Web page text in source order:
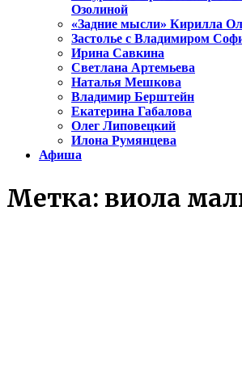
Озолиной
«Задние мысли» Кирилла
Застолье с Владимиром
Ирина Савкина
Светлана Артемьева
Наталья Мешкова
Владимир Берштейн
Екатерина Габалова
Олег Липовецкий
Илона Румянцева
Афиша
Метка: виола